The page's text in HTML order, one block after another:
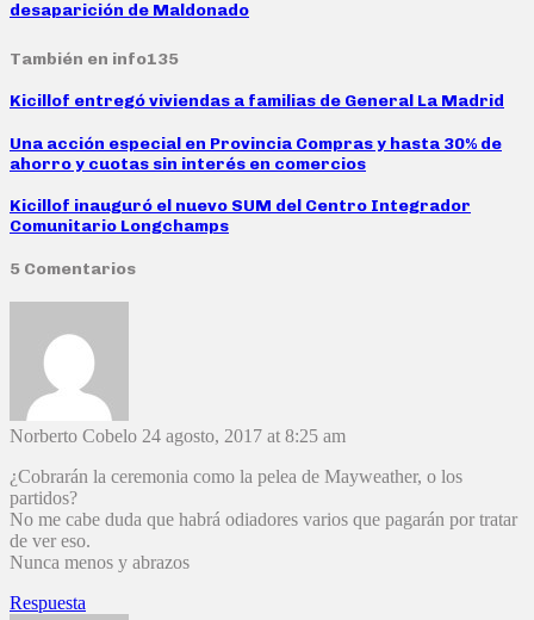
desaparición de Maldonado
También en info135
Kicillof entregó viviendas a familias de General La Madrid
Una acción especial en Provincia Compras y hasta 30% de
ahorro y cuotas sin interés en comercios
Kicillof inauguró el nuevo SUM del Centro Integrador
Comunitario Longchamps
5 Comentarios
Norberto Cobelo 24 agosto, 2017 at 8:25 am
¿Cobrarán la ceremonia como la pelea de Mayweather, o los
partidos?
No me cabe duda que habrá odiadores varios que pagarán por tratar
de ver eso.
Nunca menos y abrazos
Respuesta